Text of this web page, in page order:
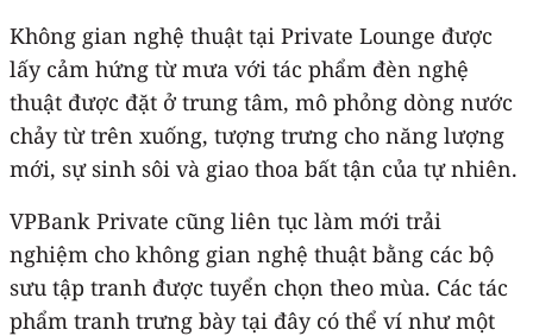
Không gian nghệ thuật tại Private Lounge được
lấy cảm hứng từ mưa với tác phẩm đèn nghệ
thuật được đặt ở trung tâm, mô phỏng dòng nước
chảy từ trên xuống, tượng trưng cho năng lượng
mới, sự sinh sôi và giao thoa bất tận của tự nhiên.
VPBank Private cũng liên tục làm mới trải
nghiệm cho không gian nghệ thuật bằng các bộ
sưu tập tranh được tuyển chọn theo mùa. Các tác
phẩm tranh trưng bày tại đây có thể ví như một